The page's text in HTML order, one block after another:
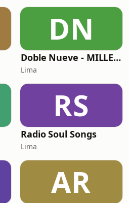
DN
Doble Nueve - MILLENNIAL
Lima
RS
Radio Soul Songs
Lima
AR